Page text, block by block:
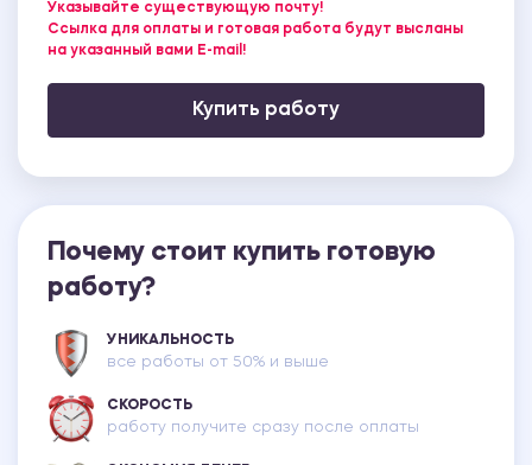
Указывайте существующую почту!
Ссылка для оплаты и готовая работа будут высланы
на указанный вами E-mail!
Купить работу
Почему стоит купить готовую
работу?
УНИКАЛЬНОСТЬ
все работы от 50% и выше
СКОРОСТЬ
работу получите сразу после оплаты